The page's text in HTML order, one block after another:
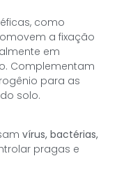
como
a fixação
em
Complementam
para as
solo.
vírus, bactérias,
pragas e